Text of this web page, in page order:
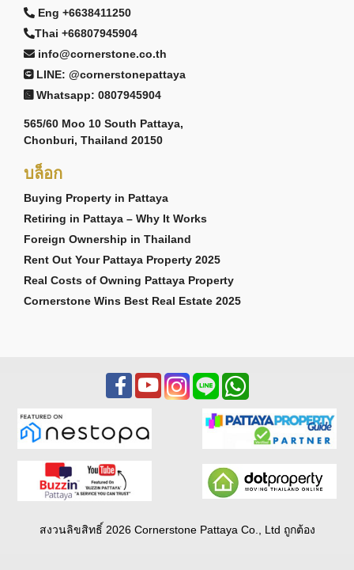
Eng +6638411250
Thai +66807945904
info@cornerstone.co.th
LINE: @cornerstonepattaya
Whatsapp: 0807945904
565/60 Moo 10 South Pattaya,
Chonburi, Thailand 20150
บล็อก
Buying Property in Pattaya
Retiring in Pattaya – Why It Works
Foreign Ownership in Thailand
Rent Out Your Pattaya Property 2025
Real Costs of Owning Pattaya Property
Cornerstone Wins Best Real Estate 2025
สงวนลิขสิทธิ์ 2026 Cornerstone Pattaya Co., Ltd ถูกต้อง